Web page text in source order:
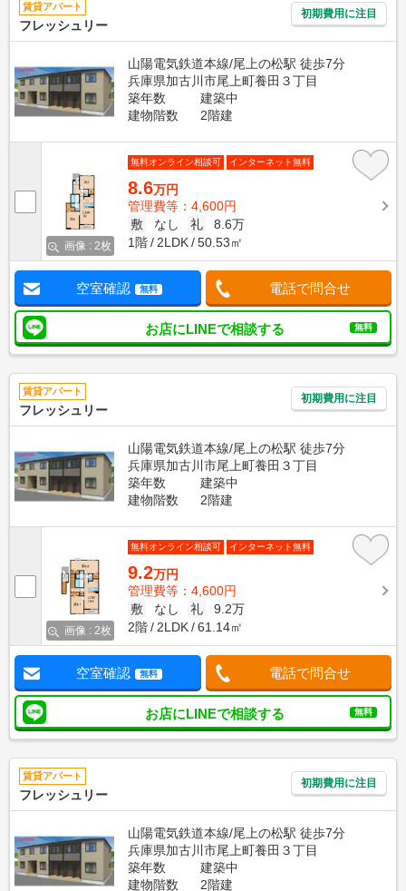
賃貸アパート
フレッシュリー
初期費用に注目
山陽電気鉄道本線/尾上の松駅 徒歩7分
兵庫県加古川市尾上町養田３丁目
築年数
建築中
建物階数
2階建
画像 : 2枚
無料オンライン相談可 インターネット無料
8.6万円
管理費等：4,600円
敷
なし 礼
8.6万
1階
2LDK 50.53㎡
空室確認 無料 電話で問合せ
お店にLINEで相談する 無料
賃貸アパート
フレッシュリー
初期費用に注目
山陽電気鉄道本線/尾上の松駅 徒歩7分
兵庫県加古川市尾上町養田３丁目
築年数
建築中
建物階数
2階建
画像 : 2枚
無料オンライン相談可 インターネット無料
9.2万円
管理費等：4,600円
敷
なし 礼
9.2万
2階
2LDK 61.14㎡
空室確認 無料 電話で問合せ
お店にLINEで相談する 無料
賃貸アパート
フレッシュリー
初期費用に注目
山陽電気鉄道本線/尾上の松駅 徒歩7分
兵庫県加古川市尾上町養田３丁目
築年数
建築中
建物階数
2階建